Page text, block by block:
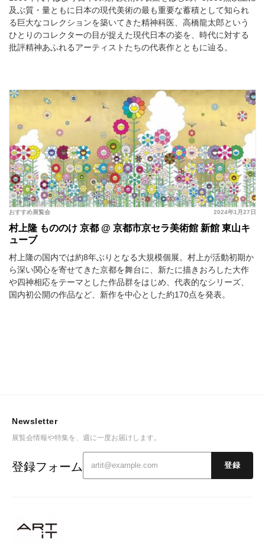
及ぶ質・量ともに日本の現代美術の最も重要な蓄積として知られ
る巨大なコレクションを築いてきた精神科医、高橋龍太郎という
ひとりのコレクターの目が捉えた現代日本の姿を、時代に対する
批評精神あふれるアーティストたちの代表作とともに辿る。
2024年1月27日
おすすめ展覧会
村上隆 もののけ 京都 @ 京都市京セラ美術館 新館 東山キ
ューブ
村上隆の国内では約8年ぶりとなる大規模個展。村上が活動初期か
ら深い関心を寄せてきた京都を舞台に、新たに描きおろした⼤作
や四神相応をテーマとした作品群をはじめ、代表的なシリーズ、
国内初公開の作品など、新作を中心とした約170点を発表。
Newsletter
展覧会情報や特集を、週に一度お届けします。
登録フォーム 登録